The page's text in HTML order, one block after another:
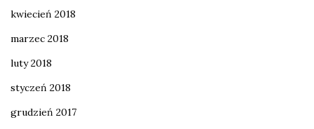
kwiecień 2018
marzec 2018
luty 2018
styczeń 2018
grudzień 2017